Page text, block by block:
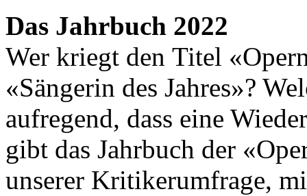
Das Jahrbuch 2022
Wer kriegt den Titel
«Sängerin des Jahres»?
aufregend, dass eine
gibt das Jahrbuch der
unserer Kritikerumfrage,